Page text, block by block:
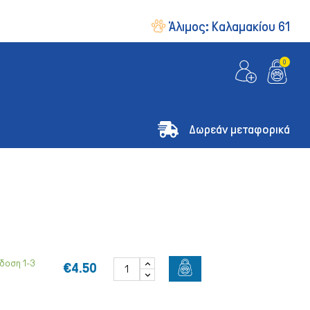
Άλιμος: Καλαμακίου 61
0
Δωρεάν μεταφορικά
1-3
€4.50